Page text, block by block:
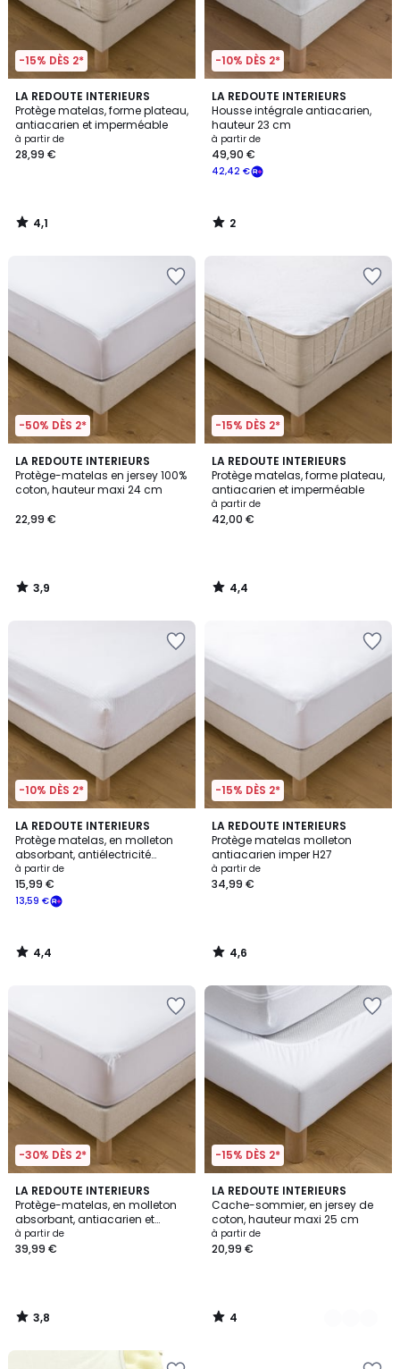
-15% DÈS 2*
LA REDOUTE INTERIEURS
Protège matelas, forme plateau,
antiacarien et imperméable
à partir de
28,99 €
4,1
/ 5
4,1
/
-10% DÈS 2*
LA REDOUTE INTERIEURS
Housse intégrale antiacarien,
hauteur 23 cm
à partir de
42,42 €
49,90 €
2
/
5
2
/
-50% DÈS 2*
LA REDOUTE INTERIEURS
Protège-matelas en jersey 100%
coton, hauteur maxi 24 cm
22,99 €
3,9
/ 5
3,9
/
-15% DÈS 2*
LA REDOUTE INTERIEURS
Protège matelas, forme plateau,
antiacarien et imperméable
à partir de
42,00 €
4,4
/ 5
4,4
/
-10% DÈS 2*
LA REDOUTE INTERIEURS
Protège matelas, en molleton
absorbant, antiélectricité
statique, bonnet 27 cm
à partir de
13,59 €
15,99 €
4,4
/ 5
4,4
/
-15% DÈS 2*
LA REDOUTE INTERIEURS
Protège matelas molleton
antiacarien imper H27
à partir de
34,99 €
4,6
/ 5
4,6
/
-30% DÈS 2*
LA REDOUTE INTERIEURS
Protège-matelas, en molleton
absorbant, antiacarien et
imperméable, bonnet 25 cm
à partir de
39,99 €
3,8
/ 5
3,8
/
-15% DÈS 2*
LA REDOUTE INTERIEURS
Cache-sommier, en jersey de
coton, hauteur maxi 25 cm
à partir de
20,99 €
4
/
5
5
Couleurs
4
/